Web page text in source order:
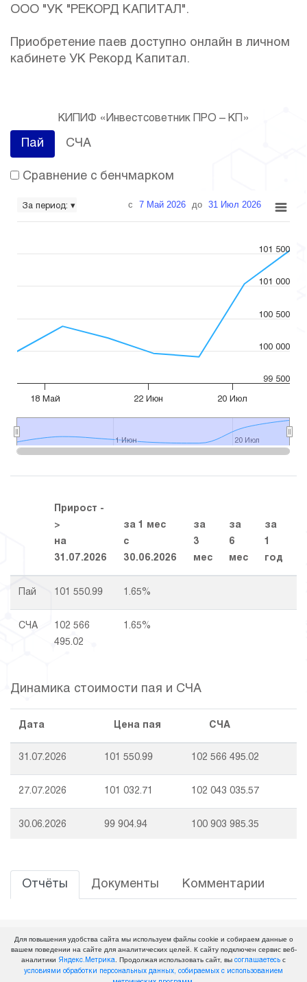
ООО "УК "РЕКОРД КАПИТАЛ".
Приобретение паев доступно онлайн в личном
кабинете УК Рекорд Капитал.
КИПИФ «Инвестсоветник ПРО – КП»
Пай СЧА
Сравнение с бенчмарком
с 7 Май 2026 до 31 Июл 2026
За период: ▾
18 Май 22 Июн 20 Июл
1 Июн
1 Июн 20 Июл
20 Июл
99 500
100 000
100 500
101 000
101 500
Динамика стоимости пая и СЧА
Дата Цена пая СЧА
31.07.2026 101 550.99 102 566 495.02
27.07.2026 101 032.71 102 043 035.57
30.06.2026 99 904.94 100 903 985.35
100 196.18 101 198 138.58
07.05.2026 99 989.88 100 989 778.36
Прирост -
>
на
31.07.2026
за 1 мес
с
30.06.2026
за
3
мес
за
6
мес
за
1
год
Пай 101 550.99 1.65%
СЧА
102 566
495.02
1.65%
Отчёты Документы Комментарии
Политика конфиденциальности
Для повышения удобства сайта мы используем файлы cookie и собираем данные о
вашем поведении на сайте для аналитических целей. К сайту подключен сервис веб-
аналитики Яндекс.Метрика . Продолжая использовать сайт, вы соглашаетесь с
условиями обработки персональных данных, собираемых с использованием